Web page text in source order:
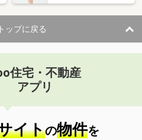
ップに戻る
住宅・不動産
アプリ
イトの物件を